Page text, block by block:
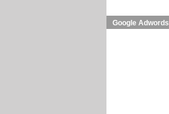
Google Adwords